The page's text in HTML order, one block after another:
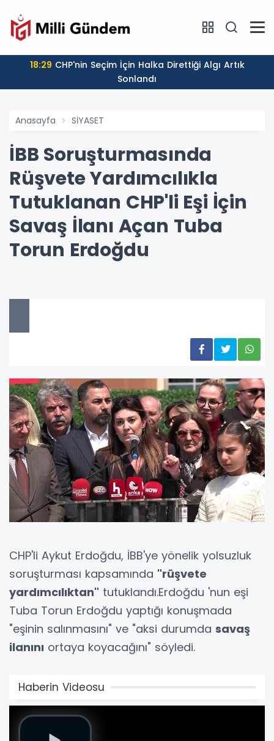
18:29
Sonlandı
Anasayfa SİYASET
İBB Soruşturmasında
Rüşvete Yardımcılıkla
Tutuklanan CHP'li Eşi İçin
Savaş İlanı Açan Tuba
Torun Erdoğdu
CHP'li Aykut Erdoğdu, İBB'ye yönelik yolsuzluk
soruşturması kapsamında "rüşvete
yardımcılıktan" tutuklandı.Erdoğdu 'nun eşi
Tuba Torun Erdoğdu yaptığı konuşmada
"eşinin salınmasını" ve "aksi durumda savaş
ilanını ortaya koyacağını" söyledi.
Haberin Videosu